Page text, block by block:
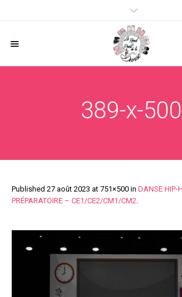
389-x-500
Published 27 août 2023 at 751×500 in DANSE HIP-
PRÉPARATOIRE – CE1/CE2/CM1/CM2.